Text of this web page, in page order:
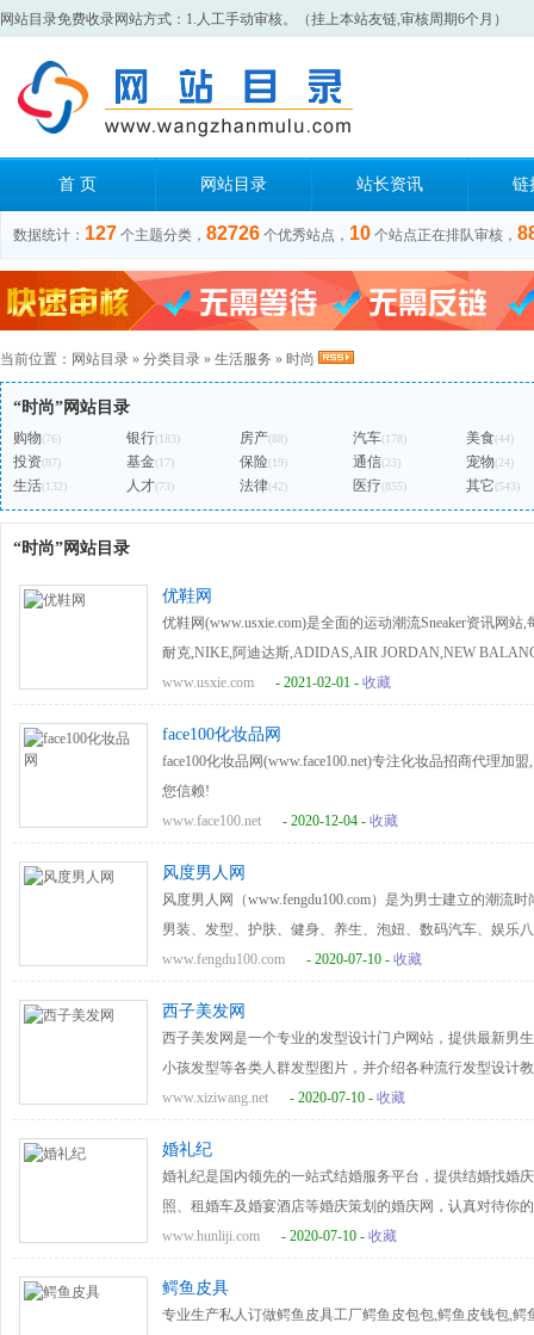
网站目录免费收录网站方式：1.人工手动审核。（挂上本站友链,审核周期6个月）
首 页 网站目录 站长资讯 链
数据统计： 127 个主题分类， 82726 个优秀站点， 10 个站点正在排队审核，
当前位置： 网站目录 » 分类目录 » 生活服务 » 时尚
“时尚”网站目录
购物(76) 银行(183) 房产(88) 汽车(178) 美食(44)
投资(87) 基金(17) 保险(19) 通信(23) 宠物(24)
生活(132) 人才(73) 法律(42) 医疗(855) 其它(543)
“时尚”网站目录
优鞋网
优鞋网(www.usxie.com)是全面的运动潮流Sneaker资讯网
耐克,NIKE,阿迪达斯,ADIDAS,AIR JORDAN,NEW
的装备百科和装备评测频道,让爱好运动,潮流,时尚文化的
www.usxie.com - 2021-02-01 - 收藏
face100化妆品网
face100化妆品网(www.face100.net)专注化妆品招商代理加
您信赖!
www.face100.net
- 2020-12-04 - 收藏
风度男人网
风度男人网（www.fengdu100.com）是为男士建立的潮流
男装、发型、护肤、健身、养生、泡妞、数码汽车、娱乐
www.fengdu100.com
- 2020-07-10 - 收藏
西子美发网
西子美发网是一个专业的发型设计门户网站，提供最新男
小孩发型等各类人群发型图片，并介绍各种流行发型设计
www.xiziwang.net
- 2020-07-10 - 收藏
婚礼纪
婚礼纪是国内领先的一站式结婚服务平台，提供结婚找婚
照、租婚车及婚宴酒店等婚庆策划的婚庆网，认真对待你
www.hunliji.com
- 2020-07-10 - 收藏
鳄鱼皮具
专业生产私人订做鳄鱼皮具工厂鳄鱼皮包包,鳄鱼皮钱包,